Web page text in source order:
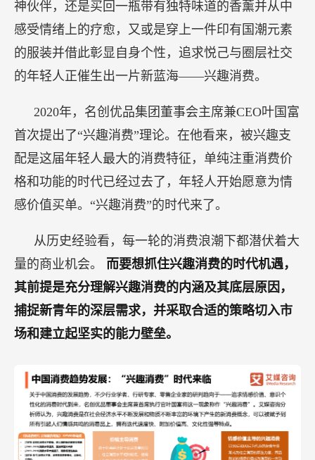
神伙伴，还是买回一瓶带有独特味道的香薰并从中
感受情绪上的疗愈，又或是穿上一件印有国潮元素
的服装并借此彰显自身个性，追求悦己与圈层社交
的年轻人正催生出一片新蓝海——兴趣消费。
2020年，名创优品集团董事会主席兼CEO叶国富
首次提出了“兴趣消费”理论。在他看来，被兴趣支
配是这届年轻人最大的消费特征，单纯注重消费价
格和功能的时代已经过去了，年轻人开始愿意为情
感价值买单。“兴趣消费”的时代来了。
从历史经验看，每一轮的消费浪潮下都潜伏着大
量的商业机会。 而要想抓住兴趣消费的时代机遇，
其前提是充分理解兴趣消费的内涵及其底层原因，
捕捉新青年的深层需求，并采取合适的策略切入市
场和建立起坚实的能力壁垒。